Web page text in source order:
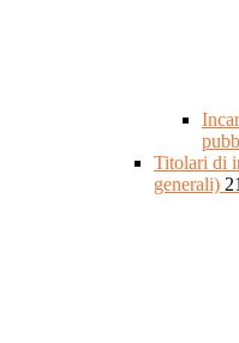
Titolari di
generali) 21